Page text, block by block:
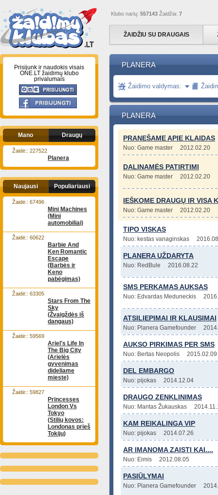
Klubo narių: 557143 Žaidžia: 7
ŽAIDŽIU SU DRAUGAIS
Prisijunk ir naudokis visais
ONE.LT žaidimų klubo
privalumais
Mano Draugų
Planera
Žaidė:: 227522
Naujausi Populiariausi
Mini Machines
(Mini
automobiliai)
Žaidė:: 67496
Barbie And
Ken Romantic
Escape
(Barbės ir
Keno
pabėgimas)
Žaidė:: 60622
Stars From The
Sky
(Žvaigždės iš
dangaus)
Žaidė:: 63305
Ariel's Life In
The Big City
(Arielės
gyvenimas
dideliame
mieste)
Žaidė:: 59569
Princesses
London Vs
Tokyo
(Stilių kovos:
Londonas prieš
Tokijų)
Žaidė:: 59827
PLANERA
Žaidimo valdymas:
PLANERA
PRANEŠAME APIE KLAIDAS
Nuo: Game master 2012.02.20
DALINAMĖS PATIRTIMI
Nuo: Game master 2012.02.20
IEŠKOME DRAUGŲ IR VISA
Nuo: Game master 2012.02.20
TIPO VISKAS
Nuo: kestas vanaginskas
PLANERA UŽDARYTA
Nuo: RedBule 2016.08.22
SMS PERKAMAS AUKSAS
Nuo: Edvardas Meduneckis
ATSILIEPIMAI IR KLAUSIMAI
Nuo: Planera Gamefounder
AUKSO PIRKIMAS PER SMS
Nuo: Bertas Neopolis 2015.02.09
DEL EMBARGO
Nuo: pijokas 2014.12.04
DRAUGO ZENKLINIMAS
Nuo: Mantas Žukauskas
KAM REIKALINGA VIP
Nuo: pijokas 2014.07.26
AR IMANOMA ZAISTI KAI....
Nuo: Eimis 2012.08.05
PASIŪLYMAI
Nuo: Planera Gamefounder